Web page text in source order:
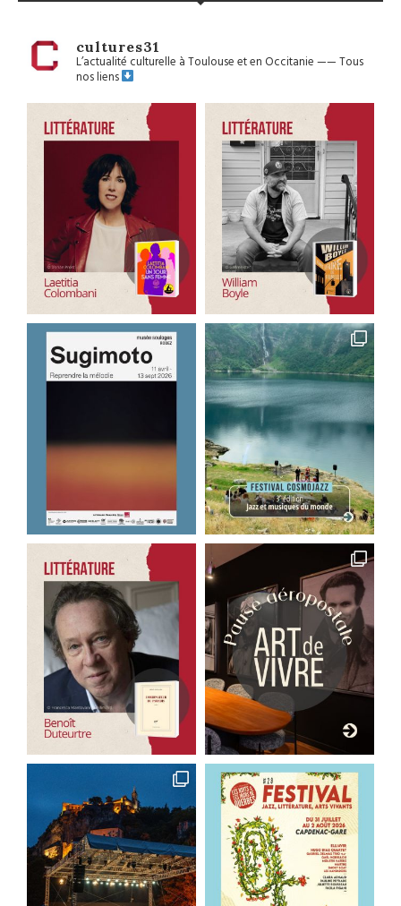
cultures31
L’actualité culturelle à Toulouse et en Occitanie——Tous
nos liens